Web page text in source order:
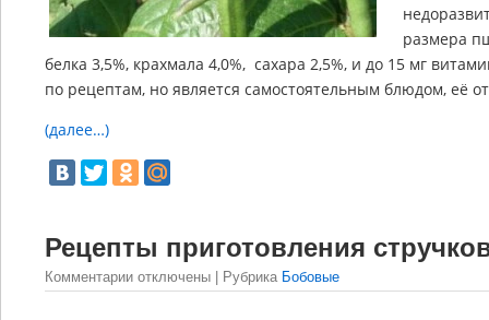
размера
белка 3,5%, крахмала 4,0%, сахара 2,5%, и до 15 мг
по рецептам, но является самостоятельным блюдом, её
(далее…)
Рецепты приготовления
Комментарии отключены | Рубрика Бобовые